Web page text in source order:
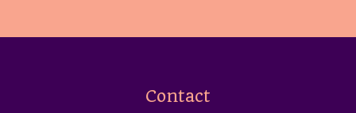
Contact